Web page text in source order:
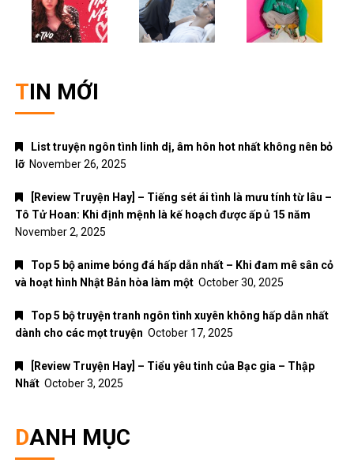
TIN MỚI
List truyện ngôn tình linh dị, âm hôn hot nhất không nên bỏ
lỡ November 26, 2025
[Review Truyện Hay] – Tiếng sét ái tình là mưu tính từ lâu –
Tô Tử Hoan: Khi định mệnh là kế hoạch được ấp ủ 15 năm
November 2, 2025
Top 5 bộ anime bóng đá hấp dẫn nhất – Khi đam mê sân cỏ
và hoạt hình Nhật Bản hòa làm một October 30, 2025
Top 5 bộ truyện tranh ngôn tình xuyên không hấp dẫn nhất
dành cho các mọt truyện October 17, 2025
[Review Truyện Hay] – Tiểu yêu tinh của Bạc gia – Thập
Nhất October 3, 2025
DANH MỤC